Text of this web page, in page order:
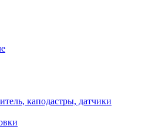
каподастры, датчики